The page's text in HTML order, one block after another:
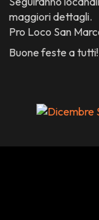
maggiori dettagli.
Pro Loco San
Buone feste a tutti!